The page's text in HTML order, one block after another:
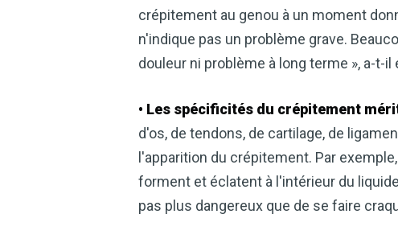
crépitement au genou à un moment
n'indique pas un problème grave.
douleur ni problème à long terme », a-t-il
• Les spécificités du crépitement
d'os, de tendons, de cartilage, de
l'apparition du crépitement. Par
forment et éclatent à l'intérieur du
pas plus dangereux que de se faire